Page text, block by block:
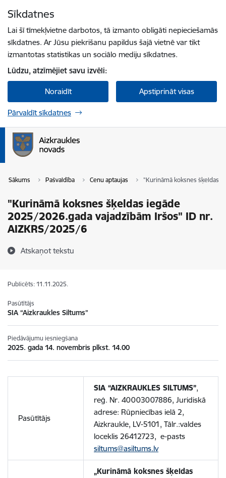
Sīkdatnes
Lai šī tīmekļvietne darbotos, tā izmanto obligāti nepieciešamās
sīkdatnes. Ar Jūsu piekrišanu papildus šajā vietnē var tikt
izmantotas statistikas un sociālo mediju sīkdatnes.
Lūdzu, atzīmējiet savu izvēli:
Noraidīt Apstiprināt visas
Pārvaldīt sīkdatnes
Sākums Pašvaldība Cenu aptaujas "Kurināmā koksnes šķeldas
"Kurināmā koksnes šķeldas iegāde
2025/2026.gada vajadzībām Iršos" ID nr.
AIZKRS/2025/6
Atskaņot tekstu
Publicēts: 11.11.2025.
Pasūtītājs
SIA “Aizkraukles Siltums”
Piedāvājumu iesniegšana
2025. gada 14. novembris plkst. 14.00
Pasūtītājs
SIA “AIZKRAUKLES SILTUMS”,
reģ. Nr. 40003007886, Juridiskā
adrese: Rūpniecības ielā 2,
Aizkraukle, LV-5101, Tālr.:valdes
loceklis 26412723, e-pasts
siltums@asiltums.lv
„Kurināmā koksnes šķeldas